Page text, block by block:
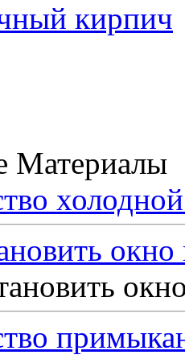
кирпич
Материалы